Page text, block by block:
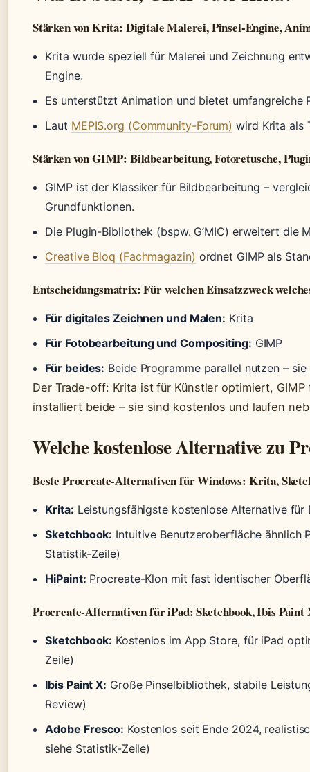
Stärken von Krita: Digitale Malerei, Pinsel-Engine,
Krita wurde speziell für Malerei und Zeichnung
Engine.
Es unterstützt Animation und bietet umfangreiche
Laut MEPIS.org (Community-Forum) wird Krita als
Stärken von GIMP: Bildbearbeitung, Fotoretusche,
GIMP ist der Klassiker für Bildbearbeitung –
Grundfunktionen.
Die Plugin-Bibliothek (bspw. G’MIC) erweitert die
Creative Bloq (Fachmagazin) ordnet GIMP als
Entscheidungsmatrix: Für welchen Einsatzzweck
Für digitales Zeichnen und Malen: Krita
Für Fotobearbeitung und Compositing: GIMP
Für beides: Beide Programme parallel nutzen –
Der Trade-off: Krita ist für Künstler optimiert,
installiert beide – sie sind kostenlos und laufen
Welche kostenlose Alternative zu
Beste Procreate-Alternativen für Windows: Krita,
Krita: Leistungsfähigste kostenlose Alternative
Sketchbook: Intuitive Benutzeroberfläche ähnlich
Statistik-Zeile)
HiPaint: Procreate-Klon mit fast identischer
Procreate-Alternativen für iPad: Sketchbook, Ibis Paint
Sketchbook: Kostenlos im App Store, für iPad
Zeile)
Ibis Paint X: Große Pinselbibliothek, stabile
Review)
Adobe Fresco: Kostenlos seit Ende 2024,
siehe Statistik-Zeile)